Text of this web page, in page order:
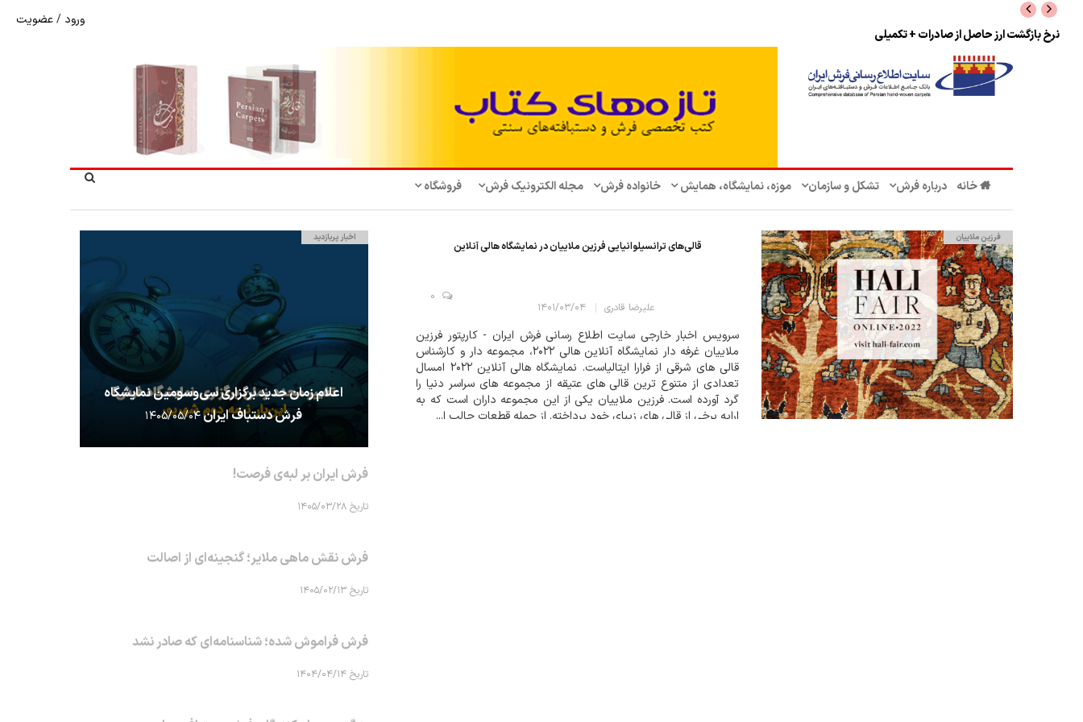
نرخ بازگشت ارز حاصل از صادرات + تکمیلی
ورود /عضویت
خانه درباره فرش تشکل‌ و سازمان‌ موزه، نمایشگاه، همایش‌ خانواده فرش مجله الکترونیک فرش فروشگاه
فرزین ملاییان
قالی‌های ترانسیلوانیایی فرزین ملاییان در نمایشگاه هالی آنلاین
علیرضا قادری ۱۴۰۱/۰۳/۰۴
0
سرویس اخبار خارجی سایت اطلاع رسانی فرش ایران - کارپتور فرزین
ملاییان غرفه دار نمایشگاه آنلاین هالی ۲۰۲۲، مجموعه دار و کارشناس
قالی های شرقی از فرارا ایتالیاست. نمایشگاه هالی آنلاین ۲۰۲۲ امسال
تعدادی از متنوع ترین قالی های عتیقه از مجموعه های سراسر دنیا را
گرد آورده است. فرزین ملاییان یکی از این مجموعه داران است که به
ارایه برخی از قالی های زیبای خود پرداخته. از جمله قطعات جالب ا...
اخبار پربازدید
اعلام زمان جدید برگزاری سی‌وسومین نمایشگاه
فرش دستباف ایران۱۴۰۵/۰۵/۰۴
فرش ایران بر لبه‌ی فرصت!
تاریخ ۱۴۰۵/۰۳/۲۸
فرش نقش ماهی‌ ملایر؛ گنجینه‌ای از اصالت
تاریخ ۱۴۰۵/۰۲/۱۳
فرش فراموش شده؛ شناسنامه‌ای که صادر نشد
تاریخ ۱۴۰۴/۰۴/۱۴